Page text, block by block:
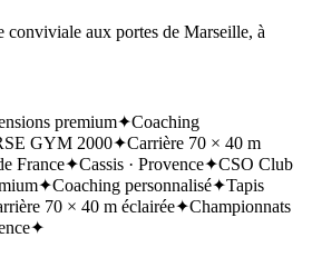
conviviale aux portes de Marseille, à
premium✦Coaching
GYM 2000✦Carrière 70 × 40 m
France✦Cassis · Provence✦CSO Club
✦Coaching personnalisé✦Tapis
70 × 40 m éclairée✦Championnats
✦